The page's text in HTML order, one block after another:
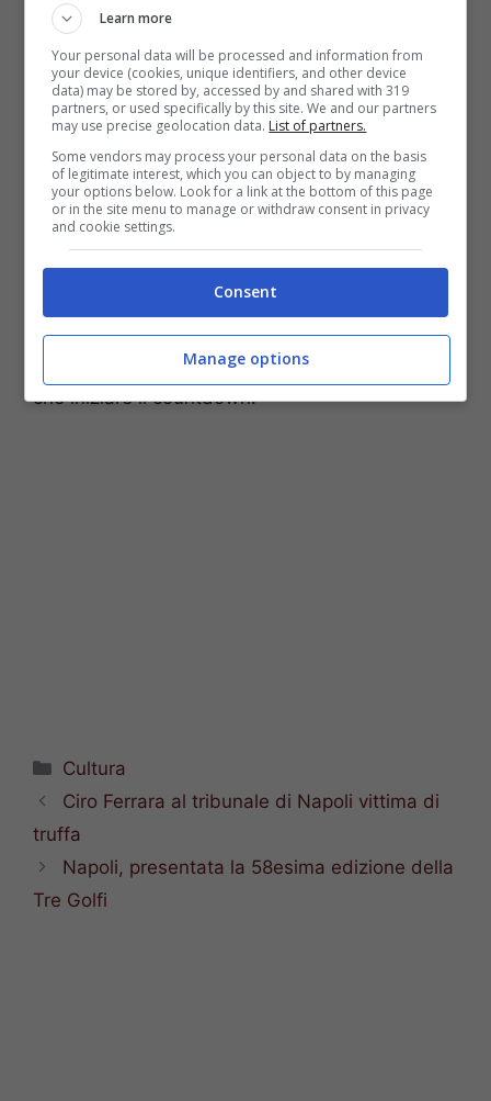
manifestazione
organizzativo e logistico. “Siamo riusciti – ha
dichiaratoLuca Boschi , direttore artistico del
Comicon – a dare ai ragazzi un grande spazio
per scatenare la loro fantasia ma li abbiamo
anche portati ad interessarsi al lato culturale
del fumetto”.
Archiviata la quarta edizione, gli organizzatori
Comicon 2013 si svolgerà dal 25 al 28
come filo conduttore ilrapporto tra fumetto e
archittetura, dopo il binomio con la letteratura
per il 2012. Per gli amanti del fumetto non era
che iniziare il countdown.
Categorie
Cultura
Ciro Ferrara al tribunale di Napoli vittima di
truffa
Napoli, presentata la 58esima edizione della
Tre Golfi
Learn more
Your personal data will be processed and information from
your device (cookies, unique identifiers, and other device
data) may be stored by, accessed by and shared with 319
partners, or used specifically by this site. We and our partners
may use precise geolocation data. List of partners.
Some vendors may process your personal data on the basis
of legitimate interest, which you can object to by managing
your options below. Look for a link at the bottom of this page
or in the site menu to manage or withdraw consent in privacy
and cookie settings.
Consent
Manage options